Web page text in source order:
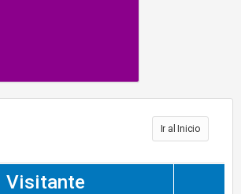
Ir al Inicio
Visitante